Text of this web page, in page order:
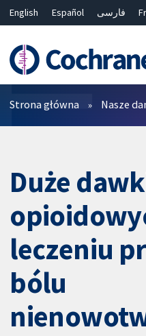
English Español فارسی
Bahasa Malaysia
ไทย
繁體
简体中文
Filtry
Strona główna Nasze
Duże
leczeniu
bólu